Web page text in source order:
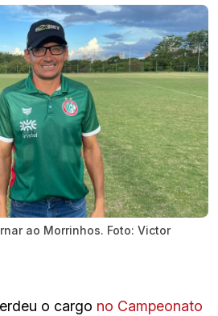
ao Morrinhos. Foto: Victor
o cargo no Campeonato